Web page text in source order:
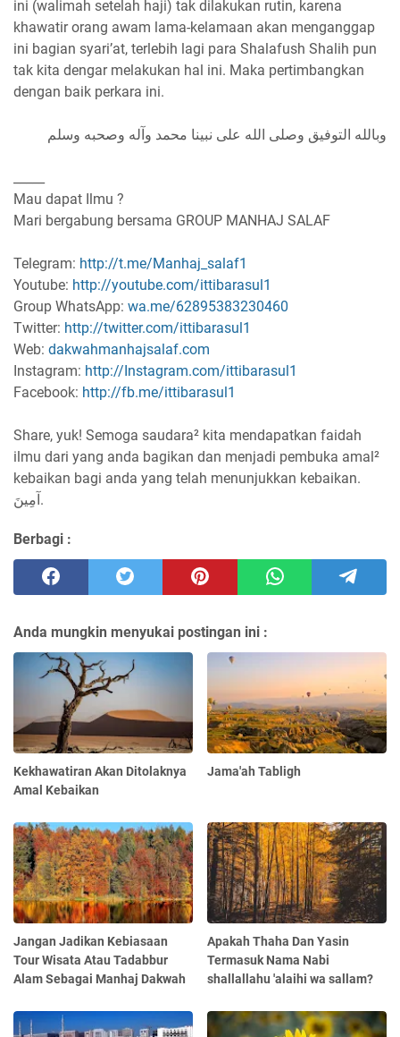
ini (walimah setelah haji) tak dilakukan rutin, karena
khawatir orang awam lama-kelamaan akan menganggap
ini bagian syari’at, terlebih lagi para Shalafush Shalih pun
tak kita dengar melakukan hal ini. Maka pertimbangkan
dengan baik perkara ini.
وبالله التوفيق وصلى الله على نبينا محمد وآله وصحبه وسلم
Mau dapat Ilmu ?
Mari bergabung bersama GROUP MANHAJ SALAF
Telegram: http://t.me/Manhaj_salaf1
Youtube: http://youtube.com/ittibarasul1
Group WhatsApp: wa.me/62895383230460
Twitter: http://twitter.com/ittibarasul1
Web: dakwahmanhajsalaf.com
Instagram: http://Instagram.com/ittibarasul1
Facebook: http://fb.me/ittibarasul1
Share, yuk! Semoga saudara² kita mendapatkan faidah
ilmu dari yang anda bagikan dan menjadi pembuka amal²
kebaikan bagi anda yang telah menunjukkan kebaikan.
آمِينَ.
Berbagi :
Anda mungkin menyukai postingan ini :
Kekhawatiran Akan Ditolaknya
Amal Kebaikan
Jama'ah Tabligh
Jangan Jadikan Kebiasaan
Tour Wisata Atau Tadabbur
Alam Sebagai Manhaj Dakwah
Apakah Thaha Dan Yasin
Termasuk Nama Nabi
shallallahu 'alaihi wa sallam?